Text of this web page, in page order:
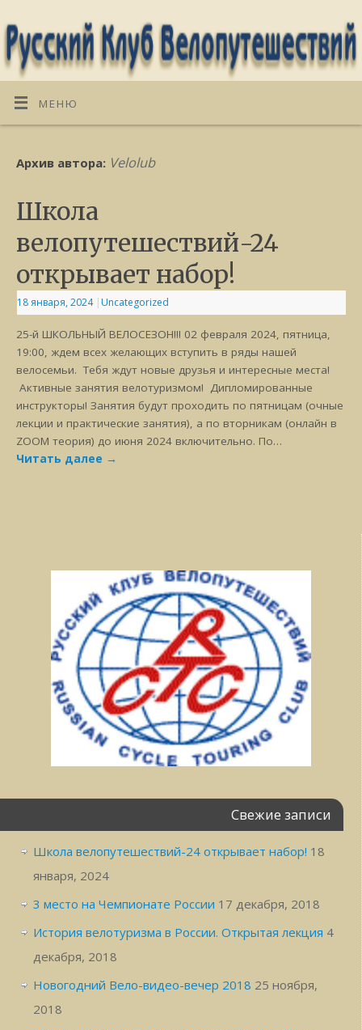
МЕНЮ
Архив автора: Velolub
Школа
велопутешествий-24
открывает набор!
18 января, 2024 | Uncategorized
25-й ШКОЛЬНЫЙ ВЕЛОСЕЗОН!!! 02 февраля 2024, пятница,
19:00, ждем всех желающих вступить в ряды нашей
велосемьи. Тебя ждут новые друзья и интересные места!
Активные занятия велотуризмом! Дипломированные
инструкторы! Занятия будут проходить по пятницам (очные
лекции и практические занятия), а по вторникам (онлайн в
ZOOM теория) до июня 2024 включительно. По…
Читать далее →
Свежие записи
Школа велопутешествий-24 открывает набор! 18
января, 2024
3 место на Чемпионате России 17 декабря, 2018
История велотуризма в России. Открытая лекция 4
декабря, 2018
Новогодний Вело-видео-вечер 2018 25 ноября,
2018